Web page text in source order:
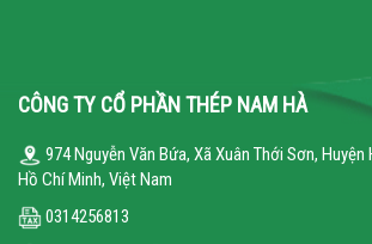
CÔNG TY CỔ PHẦN THÉP NAM HÀ
974 Nguyễn Văn Bứa, Xã Xuân Thới Sơn,
Hồ Chí Minh, Việt Nam
0314256813